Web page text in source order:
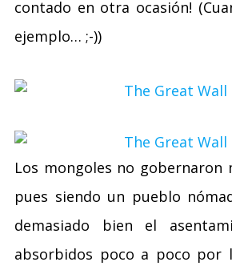
contado en otra ocasión!
ejemplo… ;-))
Los mongoles no gobernaron
pues siendo un pueblo
demasiado bien el
absorbidos poco a poco por